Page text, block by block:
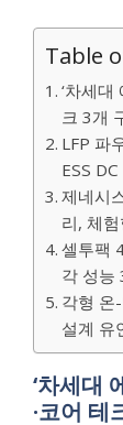
Table
‘차세대
크 3개
LFP 파
ESS
제네시
리, 체
셀투팩
각 성능
각형 온
설계 유
‘차세대
·코어 테